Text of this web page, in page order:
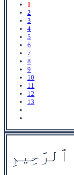
1
2
3
4
5
6
7
8
9
10
11
12
13
ٱ ل‍‍رَّح‍ِ‍ي‍مِ